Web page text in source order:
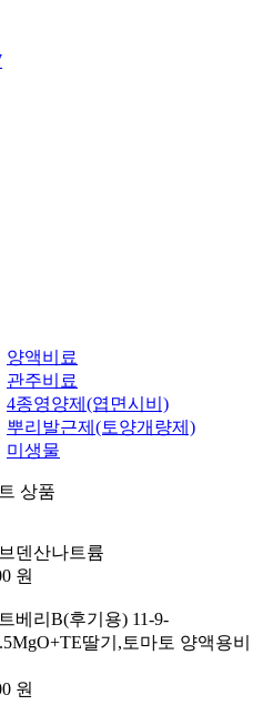
양액비료
관주비료
4종영양제(엽면시비)
뿌리발근제(토양개량제)
미생물
상품
덴산나트륨
원
베리B(후기용) 11-9-
딸기,토마토 양액용비
원